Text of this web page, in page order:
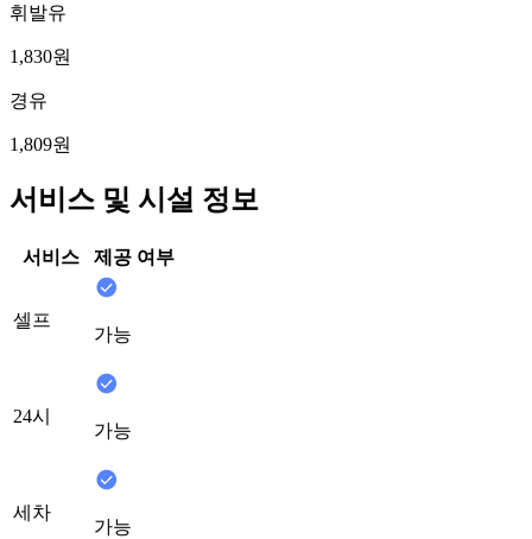
휘발유
1,830원
경유
1,809원
서비스 및 시설 정보
서비스 제공 여부
셀프
가능
24시
가능
세차
가능